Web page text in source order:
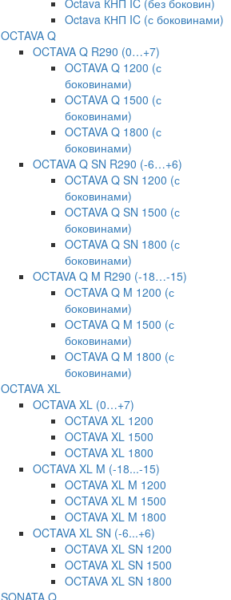
Octava КНП IC (без боковин)
Octava КНП IC (с боковинами)
OCTAVA Q
OCTAVA Q R290 (0…+7)
OCTAVA Q 1200 (с
боковинами)
OCTAVA Q 1500 (с
боковинами)
OCTAVA Q 1800 (с
боковинами)
OCTAVA Q SN R290 (-6…+6)
OCTAVA Q SN 1200 (с
боковинами)
OCTAVA Q SN 1500 (с
боковинами)
OCTAVA Q SN 1800 (с
боковинами)
OCTAVA Q M R290 (-18…-15)
OСTAVA Q M 1200 (с
боковинами)
OСTAVA Q M 1500 (с
боковинами)
OСTAVA Q M 1800 (с
боковинами)
OCTAVA XL
OCTAVA XL (0…+7)
OCTAVA XL 1200
OCTAVA XL 1500
OCTAVA XL 1800
OCTAVA XL M (-18...-15)
OCTAVA XL M 1200
OCTAVA XL M 1500
OCTAVA XL M 1800
OCTAVA XL SN (-6...+6)
OCTAVA XL SN 1200
OCTAVA XL SN 1500
OCTAVA XL SN 1800